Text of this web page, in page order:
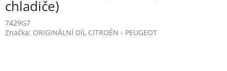
chladiče)
7429G7
Značka: ORIGINÁLNÍ DÍL CITROËN - PEUGEOT